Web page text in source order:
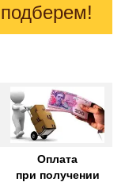
Оплата
при получении